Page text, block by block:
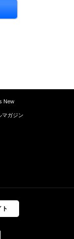
New
マガジン
ト